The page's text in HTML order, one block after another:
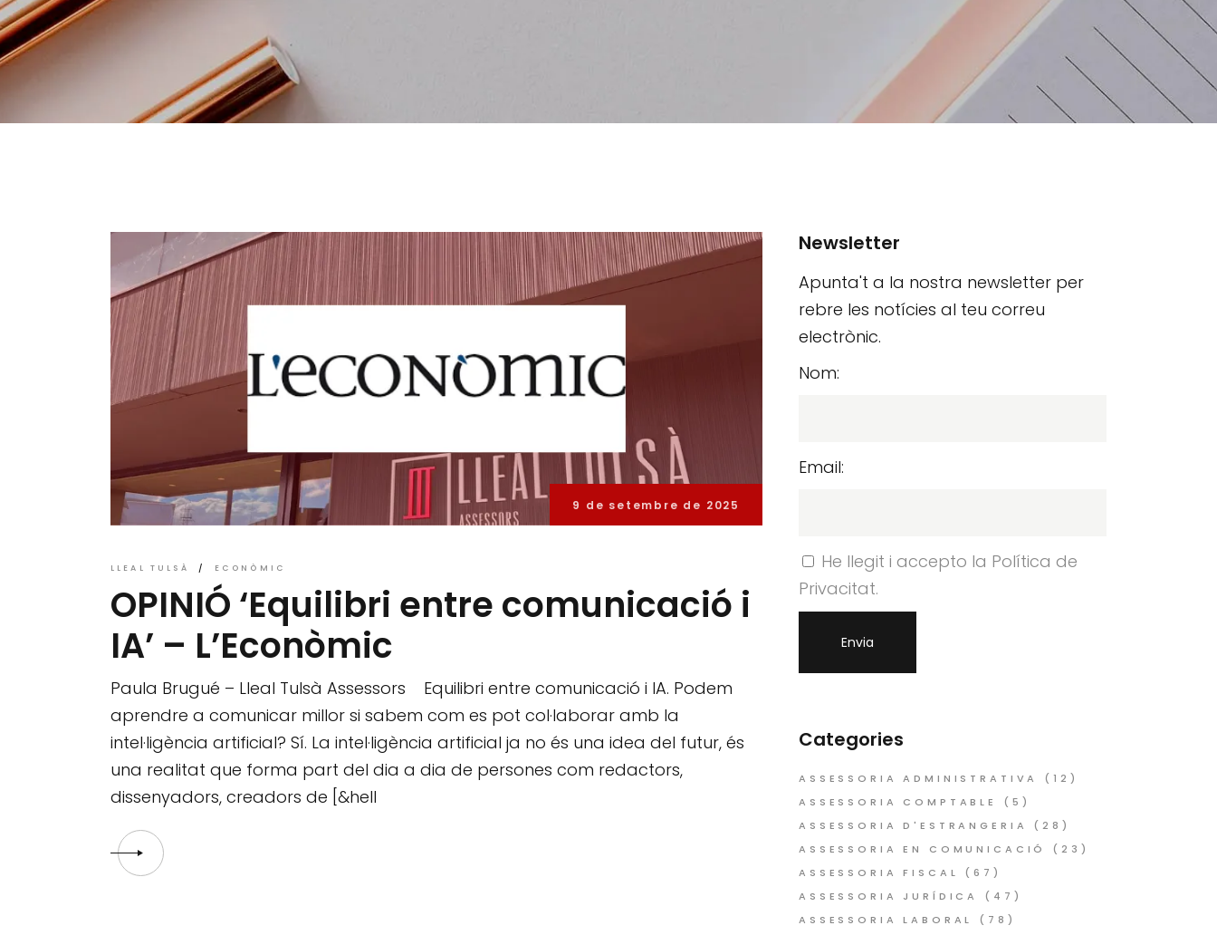
9 de setembre de 2025
LLEAL TULSÀ ECONÒMIC
OPINIÓ ‘Equilibri entre comunicació i
IA’ – L’Econòmic
Paula Brugué – Lleal Tulsà Assessors Equilibri entre comunicació i IA. Podem
aprendre a comunicar millor si sabem com es pot col·laborar amb la
intel·ligència artificial? Sí. La intel·ligència artificial ja no és una idea del futur, és
una realitat que forma part del dia a dia de persones com redactors,
dissenyadors, creadors de [&hell
Newsletter
Apunta't a la nostra newsletter per
rebre les notícies al teu correu
electrònic.
Nom:
Email:
He llegit i accepto la Política de
Privacitat.
Categories
ASSESSORIA ADMINISTRATIVA
(12)
ASSESSORIA COMPTABLE
(5)
ASSESSORIA D'ESTRANGERIA
(28)
ASSESSORIA EN COMUNICACIÓ
(23)
ASSESSORIA FISCAL
(67)
ASSESSORIA JURÍDICA
(47)
ASSESSORIA LABORAL
(78)